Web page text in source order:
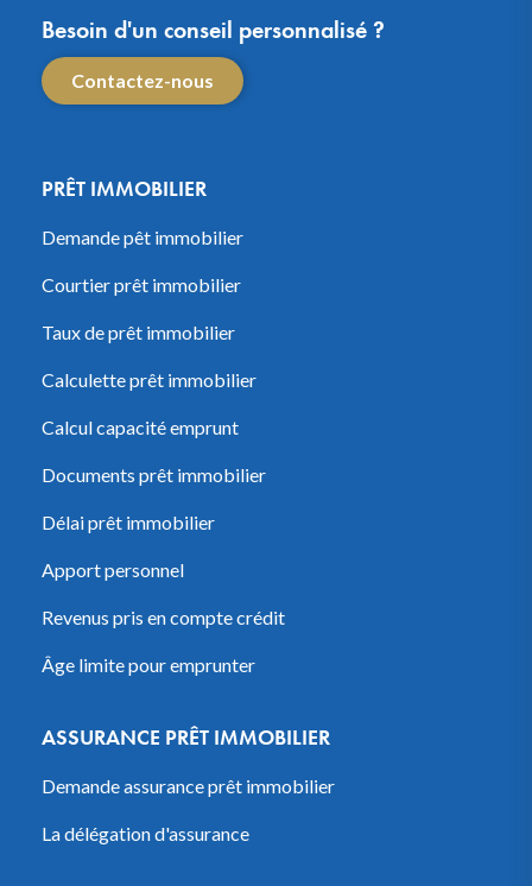
Besoin d'un conseil personnalisé ?
Contactez-nous
PRÊT IMMOBILIER
Demande pêt immobilier
Courtier prêt immobilier
Taux de prêt immobilier
Calculette prêt immobilier
Calcul capacité emprunt
Documents prêt immobilier
Délai prêt immobilier
Apport personnel
Revenus pris en compte crédit
Âge limite pour emprunter
ASSURANCE PRÊT IMMOBILIER
Demande assurance prêt immobilier
La délégation d'assurance